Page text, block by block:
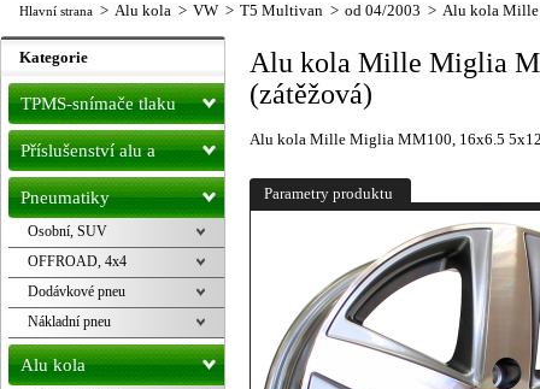
Hlavní strana > Alu kola > VW > T5 Multivan > od 04/2003 > Alu kola Mille
Alu kola Mille Miglia
(zátěžová)
Alu kola Mille Miglia MM100, 16x6.5
Parametry produktu
Kategorie
TPMS-snímače tlaku
Příslušenství alu a
pneu
Pneumatiky
Osobní, SUV
OFFROAD, 4x4
Dodávkové pneu
Nákladní pneu
Alu kola